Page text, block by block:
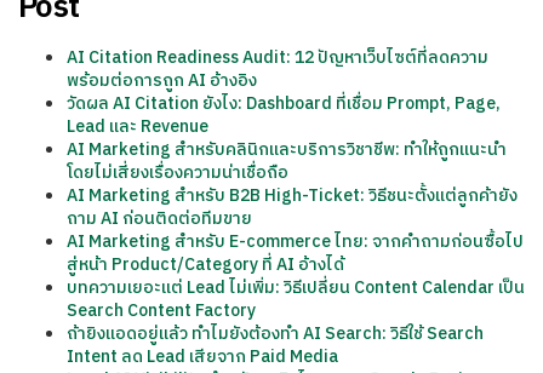
AI Citation Readiness Audit: 12 ปัญหาเว็บไซต์ที่ลดความ
พร้อมต่อการถูก AI อ้างอิง
วัดผล AI Citation ยังไง: Dashboard ที่เชื่อม Prompt, Page,
Lead และ Revenue
AI Marketing สำหรับคลินิกและบริการวิชาชีพ: ทำให้ถูกแนะนำ
โดยไม่เสี่ยงเรื่องความน่าเชื่อถือ
AI Marketing สำหรับ B2B High-Ticket: วิธีชนะตั้งแต่ลูกค้ายัง
ถาม AI ก่อนติดต่อทีมขาย
AI Marketing สำหรับ E-commerce ไทย: จากคำถามก่อนซื้อไป
สู่หน้า Product/Category ที่ AI อ้างได้
บทความเยอะแต่ Lead ไม่เพิ่ม: วิธีเปลี่ยน Content Calendar เป็น
Search Content Factory
ถ้ายิงแอดอยู่แล้ว ทำไมยังต้องทำ AI Search: วิธีใช้ Search
Intent ลด Lead เสียจาก Paid Media